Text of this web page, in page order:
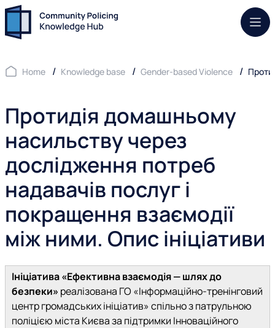
Home Knowledge base Gender-based Violence
Протидія домашньому
насильству через
дослідження потреб
надавачів послуг і
покращення взаємодії
між ними. Опис ініціативи
Ініціатива «Ефективна взаємодія — шлях до
безпеки» реалізована ГО «Інформаційно-тренінговий
центр громадських ініціатив» спільно з патрульною
поліцією міста Києва за підтримки Інноваційного